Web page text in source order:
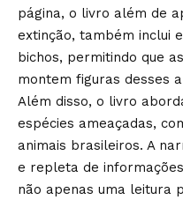
página, o livro além de
extinção, também inclui
bichos, permitindo que
montem figuras desses
Além disso, o livro
espécies ameaçadas,
animais brasileiros. A
e repleta de
não apenas uma leitura